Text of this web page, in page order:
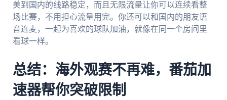
美到国内的线路稳定，而且无限流量让你可以连续看整
场比赛，不用担心流量用完。你还可以和国内的朋友语
音连麦，一起为喜欢的球队加油，就像在同一个房间里
看球一样。
总结：海外观赛不再难，番茄加
速器帮你突破限制